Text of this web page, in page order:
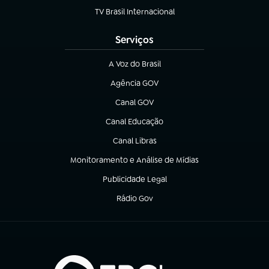
TV Brasil Internacional
(abre em nova aba)
Serviços
A Voz do Brasil
(abre em nova aba)
Agência GOV
(abre em nova aba)
Canal GOV
(abre em nova aba)
Canal Educação
(abre em nova aba)
Canal Libras
(abre em nova aba)
Monitoramento e Análise de Mídias
(abre em nova aba)
Publicidade Legal
(abre em nova aba)
Rádio Gov
(abre em nova aba)